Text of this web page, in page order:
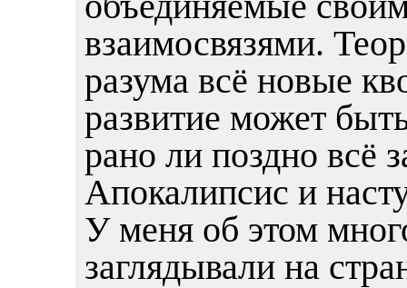
взаимосвязями.
разума всё новые
развитие может
рано ли поздно всё
Апокалипсис и
У меня об этом
заглядывали на